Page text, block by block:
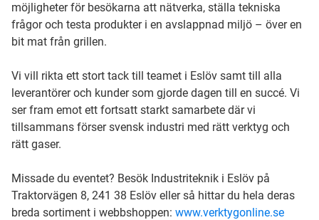
möjligheter för besökarna att nätverka, ställa tekniska
frågor och testa produkter i en avslappnad miljö – över en
bit mat från grillen.
Vi vill rikta ett stort tack till teamet i Eslöv samt till alla
leverantörer och kunder som gjorde dagen till en succé. Vi
ser fram emot ett fortsatt starkt samarbete där vi
tillsammans förser svensk industri med rätt verktyg och
rätt gaser.
Missade du eventet? Besök Industriteknik i Eslöv på
Traktorvägen 8, 241 38 Eslöv eller så hittar du hela deras
breda sortiment i webbshoppen: www.verktygonline.se